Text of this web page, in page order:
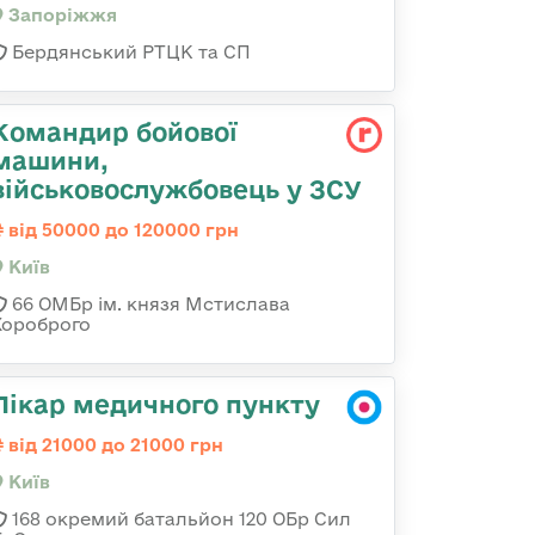
Запоріжжя
Бердянський РТЦК та СП
бойової
у ЗСУ
від 50000 до 120000 грн
Київ
66 ОМБр ім. князя Мстислава
медичного пункту
від 21000 до 21000 грн
Київ
168 окремий батальйон 120 ОБр Cил